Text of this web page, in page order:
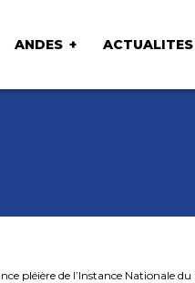
ANDES ACTUALITES
pléière de l’Instance Nationale